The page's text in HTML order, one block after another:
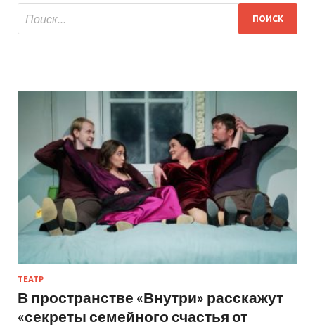
ТЕАТР
В пространстве «Внутри» расскажут
«секреты семейного счастья от